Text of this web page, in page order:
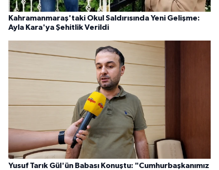
Kahramanmaraş'taki Okul Saldırısında Yeni Gelişme:
Ayla Kara'ya Şehitlik Verildi
Yusuf Tarık Gül'ün Babası Konuştu: "Cumhurbaşkanımız